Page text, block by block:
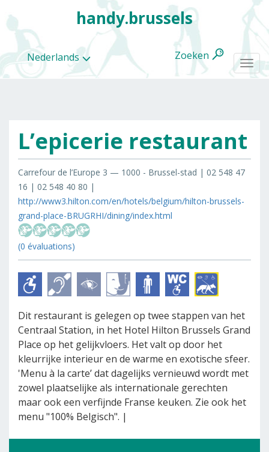
Nederlands
handy.brussels
Zoeken
L’epicerie restaurant
Carrefour de l’Europe 3 — 1000 - Brussel-stad | 02 548 47
16 | 02 548 40 80 |
http://www3.hilton.com/en/hotels/belgium/hilton-brussels-
grand-place-BRUGRHI/dining/index.html
(0 évaluations)
Dit restaurant is gelegen op twee stappen van het
Centraal Station, in het Hotel Hilton Brussels Grand
Place op het gelijkvloers. Het valt op door het
kleurrijke interieur en de warme en exotische sfeer.
'Menu à la carte’ dat dagelijks vernieuwd wordt met
zowel plaatselijke als internationale gerechten
maar ook een verfijnde Franse keuken. Zie ook het
menu "100% Belgisch". |
Alle
categorieën